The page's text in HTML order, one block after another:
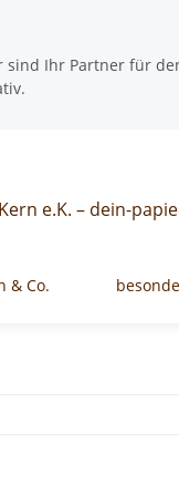
sind Ihr Partner für
& Co.